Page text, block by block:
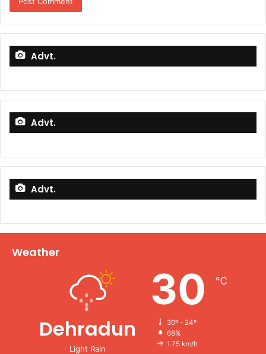
Advt.
Advt.
Advt.
Weather
Dehradun
Light Rain
30 ℃
30º - 24º
68%
1.75 km/h